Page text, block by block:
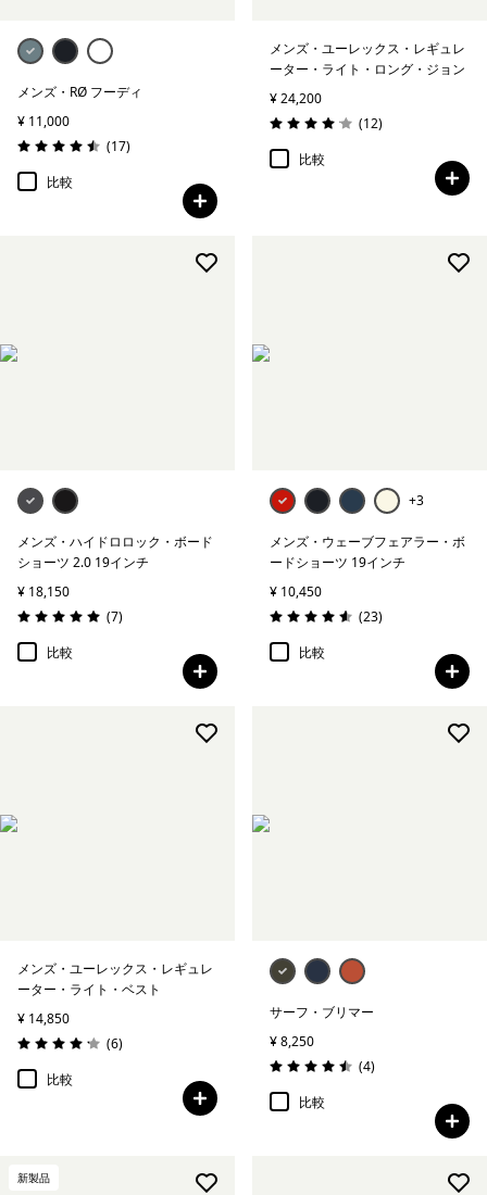
メンズ・RØ フーディ
¥ 11,000
評価: 4.5 / 5
(17レビュー
)
比較
メンズ・ユーレックス・レギュレ
ーター・ライト・ロング・ジョン
¥ 24,200
評価: 4.1 / 5
(12レビュー
)
比較
メンズ・ハイドロロック・ボード
ショーツ 2.0 19インチ
¥ 18,150
評価: 5.0 / 5
(7レビュー
)
比較
+3
メンズ・ウェーブフェアラー・ボ
ードショーツ 19インチ
¥ 10,450
評価: 4.6 / 5
(23レビュー
)
比較
メンズ・ユーレックス・レギュレ
ーター・ライト・ベスト
¥ 14,850
評価: 4.2 / 5
(6レビュー
)
比較
サーフ・ブリマー
¥ 8,250
評価: 4.5 / 5
(4レビュー
)
比較
新製品